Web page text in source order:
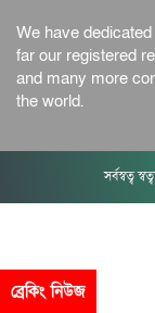
We have
far our registered
and many more
the world.
সর্বস্বত্ব
ব্রেকিং নিউজ